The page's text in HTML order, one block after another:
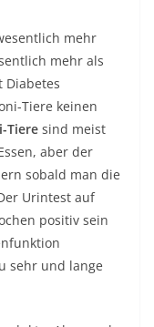
mehr
mehr als
Diabetes
Tiere keinen
Tiere sind meist
aber der
sobald man die
Urintest auf
positiv sein
sehr und lange